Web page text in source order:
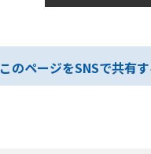
このページをSNSで共有